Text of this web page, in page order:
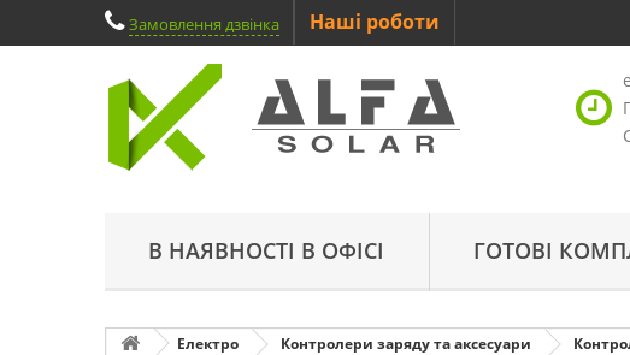
Замовлення дзвінка Наші роботи
В НАЯВНОСТІ В ОФІСІ ГОТОВІ
Електро Контролери заряду та аксесуари